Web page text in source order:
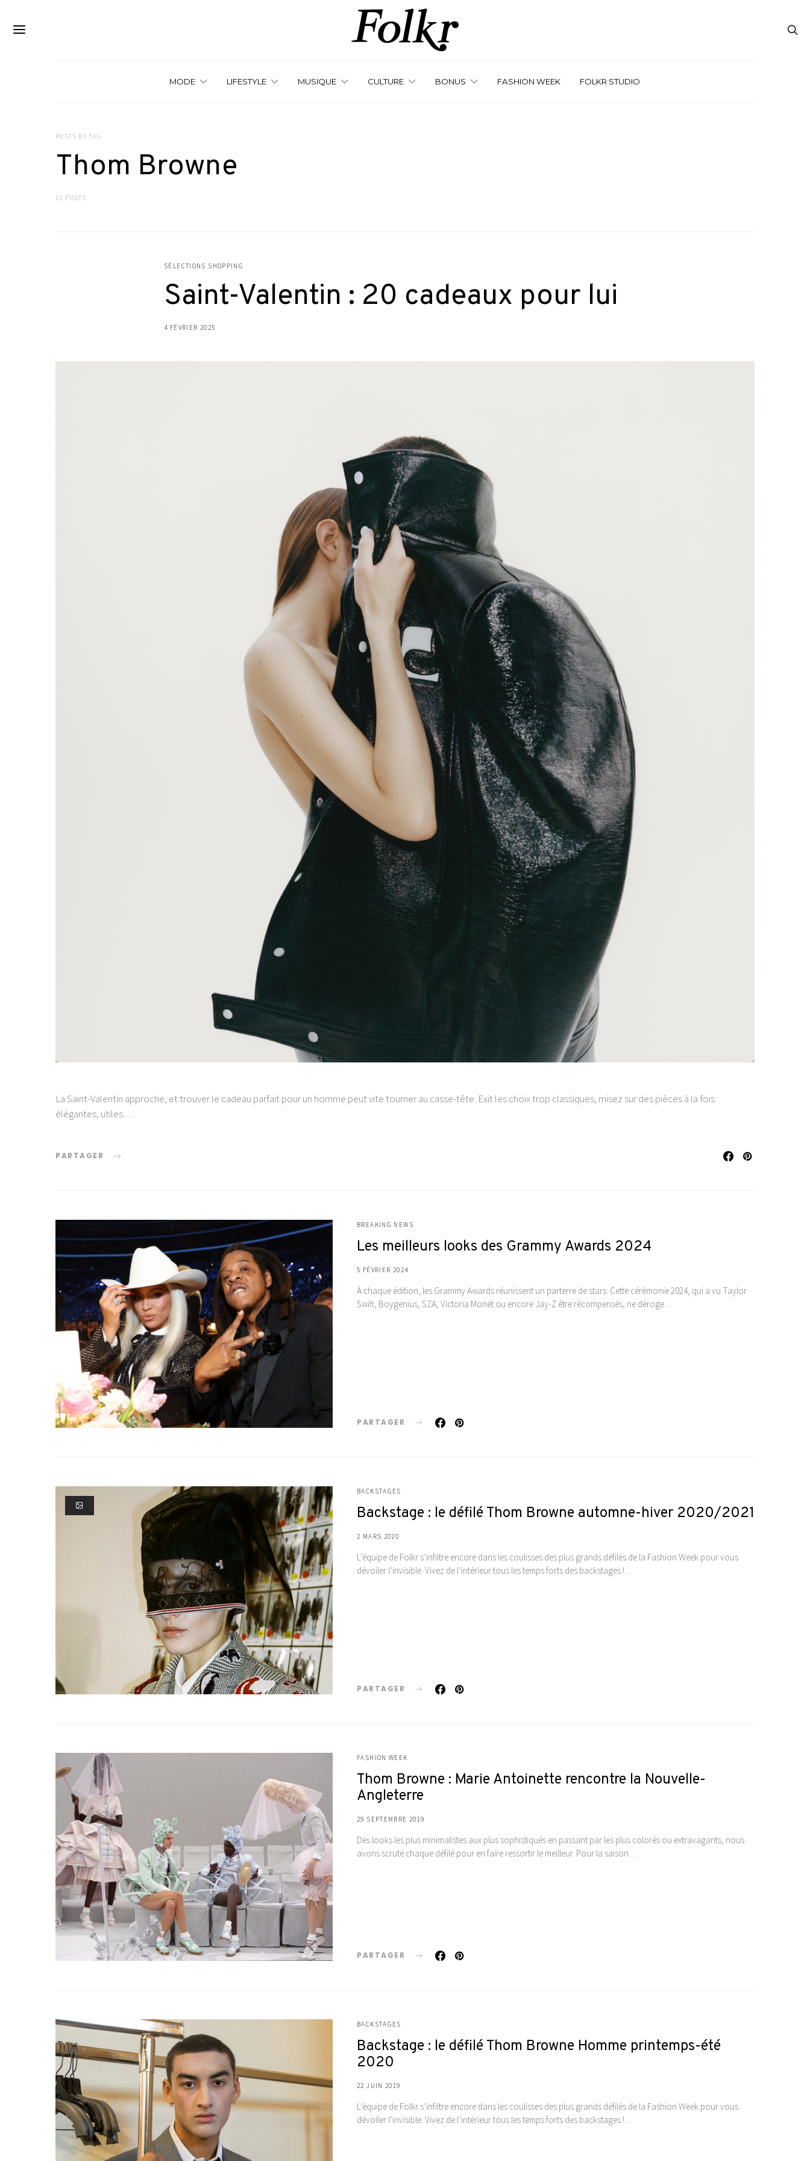
MODE LIFESTYLE MUSIQUE CULTURE BONUS FASHION WEEK FOLKR STUDIO
POSTS BY TAG
Thom Browne
12 POSTS
SÉLECTIONS SHOPPING
Saint-Valentin : 20 cadeaux pour lui
4 FÉVRIER 2025
La Saint-Valentin approche, et trouver le cadeau parfait pour un homme peut vite tourner au casse-tête. Exit les choix trop classiques, misez sur des pièces à la fois
élégantes, utiles…
PARTAGER
BREAKING NEWS
Les meilleurs looks des Grammy Awards 2024
5 FÉVRIER 2024
À chaque édition, les Grammy Awards réunissent un parterre de stars. Cette cérémonie 2024, qui a vu Taylor
Swift, Boygenius, SZA, Victoria Monét ou encore Jay-Z être récompensés, ne déroge…
PARTAGER
BACKSTAGES
Backstage : le défilé Thom Browne automne-hiver 2020/2021
2 MARS 2020
L’équipe de Folkr s’infiltre encore dans les coulisses des plus grands défilés de la Fashion Week pour vous
dévoiler l’invisible. Vivez de l’intérieur tous les temps forts des backstages !…
PARTAGER
FASHION WEEK
Thom Browne : Marie Antoinette rencontre la Nouvelle-
Angleterre
29 SEPTEMBRE 2019
Des looks les plus minimalistes aux plus sophistiqués en passant par les plus colorés ou extravagants, nous
avons scruté chaque défilé pour en faire ressortir le meilleur. Pour la saison…
PARTAGER
BACKSTAGES
Backstage : le défilé Thom Browne Homme printemps-été
2020
22 JUIN 2019
L’équipe de Folkr s’infiltre encore dans les coulisses des plus grands défilés de la Fashion Week pour vous
dévoiler l’invisible. Vivez de l’intérieur tous les temps forts des backstages !…